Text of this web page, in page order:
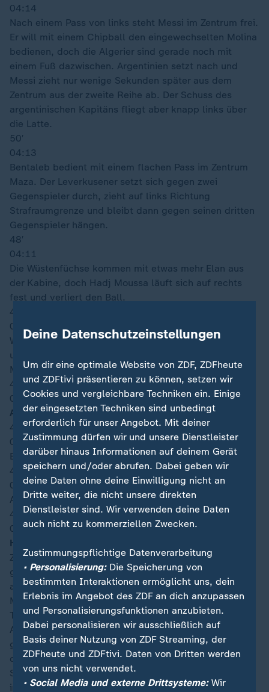
04:14
Nach einem Pass von links steht Messi im Zentrum frei.
Er will mit einem Chipball den eingewechselten Molina
bedienen, doch die Algerier sind gerade noch mit
einem Fuß dazwischen. Argentinien setzt nach und
Messi zieht nur wenige Sekunden später aus dem
Zentrum aus der zweite Reihe ab. Der Schuss des
argentinischen Kapitäns fliegt aber knapp links über
die Latte.
50′
04:13
Bentaleb bedient mit einem flachen Pass im Zentrum
Maza. Der Leverkusener setzt sich gegen zwei
Gegenspieler durch, zieht auf links Richtung
Strafraumgrenze und bleibt dann gegen seinen dritten
Gegenspieler hängen.
48′
04:11
Die Wüstenfüchse kommen mit etwas mehr Elan aus
der Kabine, doch Hadj Moussa läuft sich auf rechts
fest und verliert den Ball.
46′
04:09
Weiter geht's! Algerien stößt an und kommt
unverändert aus der Kabine. Bei Argentinien ist nun
Molina für Montiel neu im Spiel.
46′
04:08
Anpfiff 2. Halbzeit
46′
04:08
Einwechslung bei Argentinien: Nahuel Molina
46′
04:08
Auswechslung bei Argentinien: Gonzalo Montiel
45′+5
03:55
Halbzeitfazit:
Zur Pause führt Argentinien leicht verdient mit 1:0
gegen Algerien. Nach zwei Abseitstoren zu Beginn auf
argentinischer und algerischer Seite, brachte Lionel
Messi den Weltmeister nach einem leichten Patzer von
Torhüter Zidane mit 1:0 in Führung. Danach hatten die
Albiceleste etwas mehr vom Spiel, kamen aber kaum
gefährlich vors Tor. In den letzten Minuten fanden
dann auch die Wüstenfüchse wieder etwas mehr ins
Spiel. Vor allem Chaïbi sorgte mit seinen Abschlüssen
immer wieder für Gefahr. Kommen die Nordafrikaner in
Deine Datenschutzeinstellungen
Um dir eine optimale Website von ZDF, ZDFheute
und ZDFtivi präsentieren zu können, setzen wir
Cookies und vergleichbare Techniken ein. Einige
der eingesetzten Techniken sind unbedingt
erforderlich für unser Angebot. Mit deiner
Zustimmung dürfen wir und unsere Dienstleister
darüber hinaus Informationen auf deinem Gerät
speichern und/oder abrufen. Dabei geben wir
deine Daten ohne deine Einwilligung nicht an
Dritte weiter, die nicht unsere direkten
Dienstleister sind. Wir verwenden deine Daten
auch nicht zu kommerziellen Zwecken.
Zustimmungspflichtige Datenverarbeitung
• Personalisierung:Die Speicherung von
bestimmten Interaktionen ermöglicht uns, dein
Erlebnis im Angebot des ZDF an dich anzupassen
und Personalisierungsfunktionen anzubieten.
Dabei personalisieren wir ausschließlich auf
Basis deiner Nutzung von ZDF Streaming, der
ZDFheute und ZDFtivi. Daten von Dritten werden
von uns nicht verwendet.
• Social Media und externe Drittsysteme:Wir